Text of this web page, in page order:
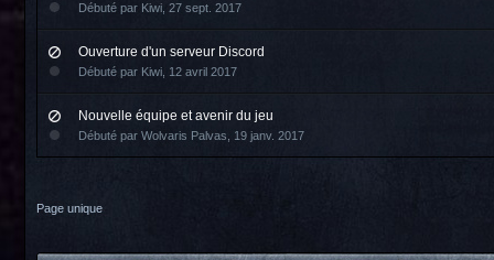
Débuté par Kiwi 27 sept. 2017
Ouverture d'un serveur Discord
Débuté par Kiwi 12 avril 2017
Nouvelle équipe et avenir du jeu
Débuté par Wolvaris Palvas 19 janv. 2017
Page unique